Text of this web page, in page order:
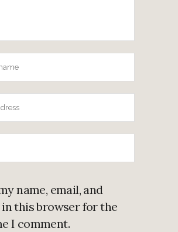
name, email, and
this browser for the
I comment.